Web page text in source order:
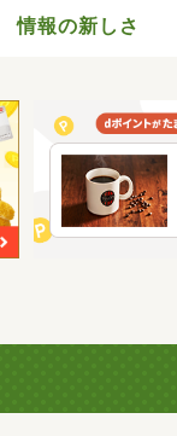
情報の新しさ